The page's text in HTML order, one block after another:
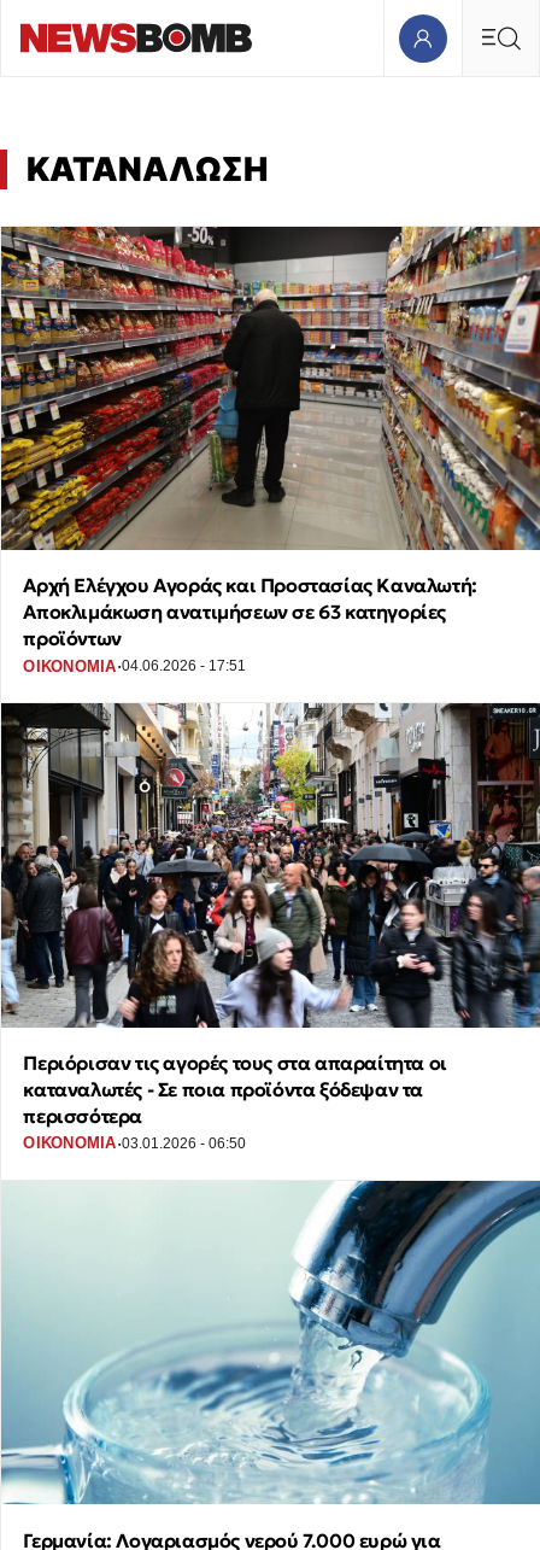
ΚΑΤΑΝΑΛΩΣΗ
Αρχή Ελέγχου Αγοράς και Προστασίας Καναλωτή:
Αποκλιμάκωση ανατιμήσεων σε 63 κατηγορίες
προϊόντων
ΟΙΚΟΝΟΜΙΑ·04.06.2026 - 17:51
Περιόρισαν τις αγορές τους στα απαραίτητα οι
καταναλωτές - Σε ποια προϊόντα ξόδεψαν τα
περισσότερα
ΟΙΚΟΝΟΜΙΑ·03.01.2026 - 06:50
Γερμανία: Λογαριασμός νερού 7.000 ευρώ για